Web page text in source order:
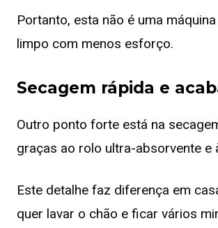
Portanto, esta não é uma
limpo com menos esforço.
Secagem rápida e
Outro ponto forte está na
graças ao rolo ultra-absorvente e
Este detalhe faz diferença em
quer lavar o chão e ficar vários